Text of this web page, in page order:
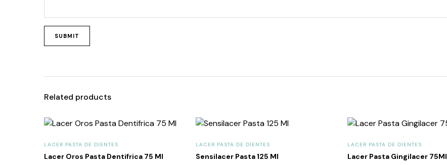
Related products
LACER PASTA DE DIENTES
Lacer Oros Pasta Dentifrica 75 Ml
LACER PASTA DE DIENTES
Sensilacer Pasta 125 Ml
LACER PASTA DE DIENTES
Lacer Pasta Gingilacer 75Ml